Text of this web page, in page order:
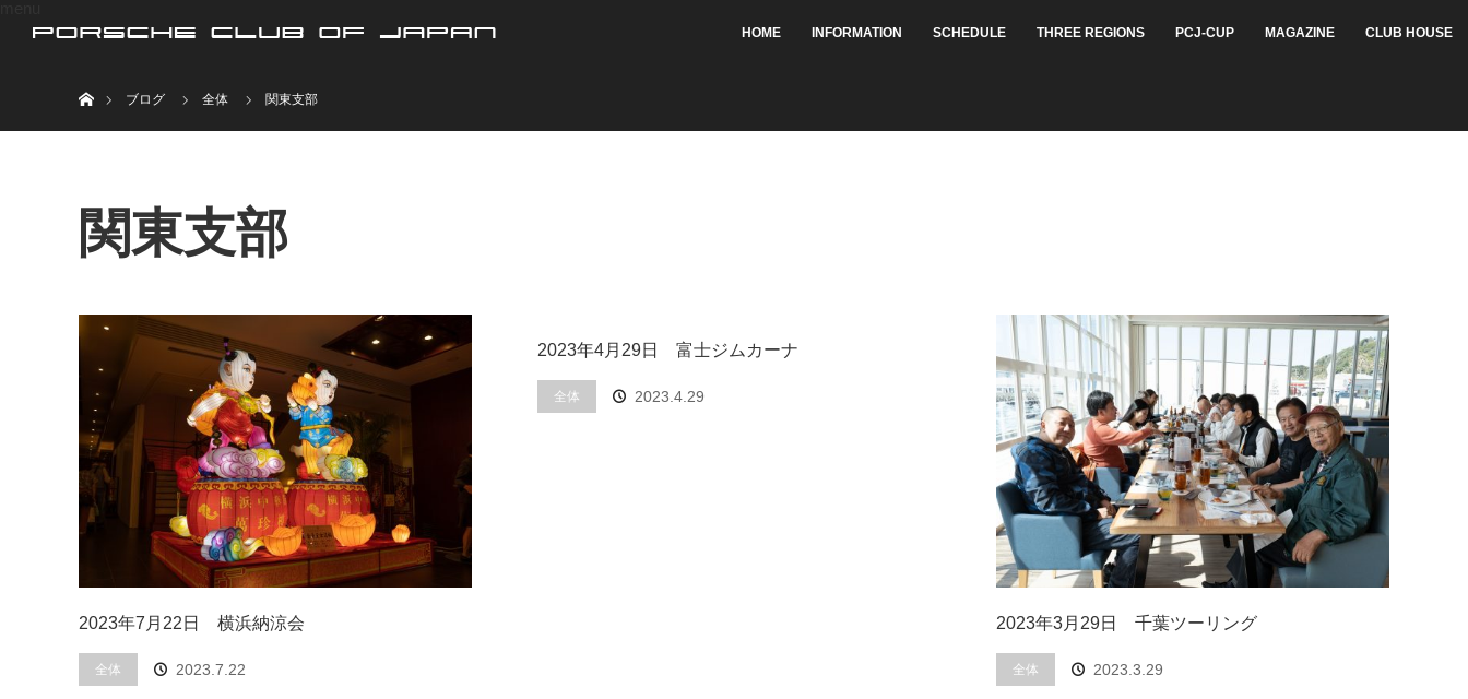
HOME INFORMATION SCHEDULE THREE REGIONS PCJ-CUP MAGAZINE CLUB HOUSE
ブログ
全体 関東支部
関東支部
2023年7月22日 横浜納涼会
全体 2023.7.22
2023年4月29日 富士ジムカーナ
全体 2023.4.29
2023年3月29日 千葉ツーリング
全体 2023.3.29